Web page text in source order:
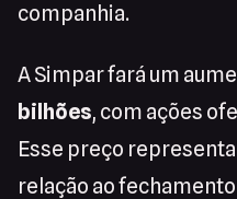
companhia.
A Simpar fará um
bilhões, com ações
Esse preço
relação ao